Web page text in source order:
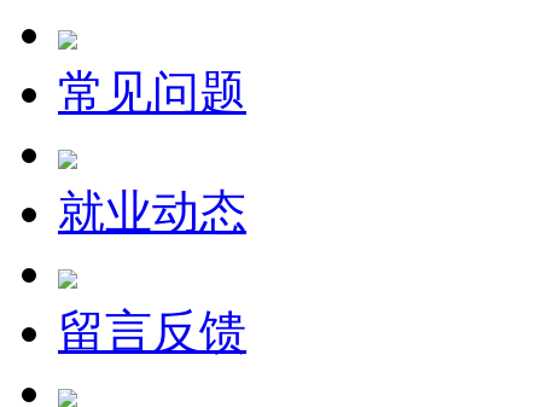
常见问题
就业动态
留言反馈